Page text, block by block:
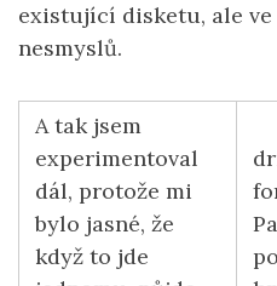
existující disketu, ale
nesmyslů.
A tak jsem
experimentoval
dál, protože mi
bylo jasné, že
když to jde